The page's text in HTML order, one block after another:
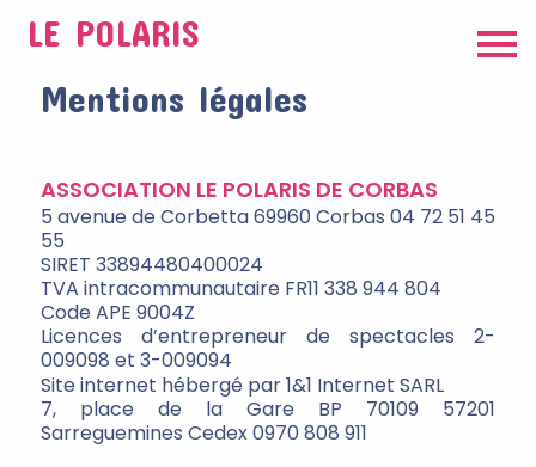
LE POLARIS
Mentions légales
ASSOCIATION LE POLARIS DE CORBAS
5 avenue de Corbetta 69960 Corbas 04 72 51 45
55
SIRET 33894480400024
TVA intracommunautaire FR11 338 944 804
Code APE 9004Z
Licences d’entrepreneur de spectacles 2-
009098 et 3-009094
Site internet hébergé par 1&1 Internet SARL
7, place de la Gare BP 70109 57201
Sarreguemines Cedex 0970 808 911